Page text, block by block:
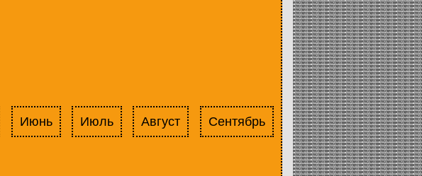
Июнь Июль Август Сентябрь